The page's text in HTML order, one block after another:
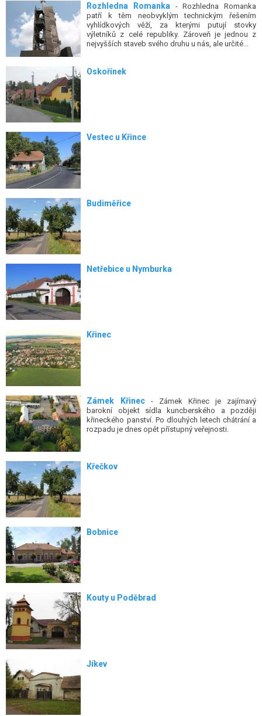
Rozhledna Romanka - Rozhledna Romanka
patří k těm neobvyklým technickým řešením
vyhlídkových věží, za kterými putují stovky
výletníků z celé republiky. Zároveň je jednou z
nejvyšších staveb svého druhu u nás, ale určité...
Oskořínek
Vestec u Křince
Budiměřice
Netřebice u Nymburka
Křinec
Zámek Křinec- Zámek Křinec je zajímavý
barokní objekt sídla kuncberského a později
křineckého panství. Po dlouhých letech chátrání a
rozpadu je dnes opět přístupný veřejnosti.
Křečkov
Bobnice
Kouty u Poděbrad
Jíkev